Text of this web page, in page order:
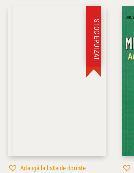
STOC EPUIZAT
Adaugă la lista de dorințe